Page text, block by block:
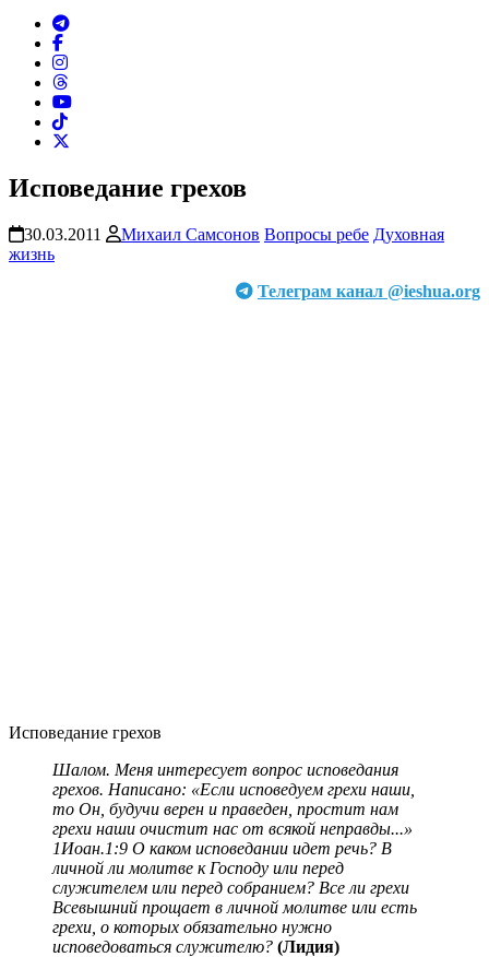
Исповедание грехов
30.03.2011 Михаил Самсонов Вопросы ребе Духовная
жизнь
Телеграм канал @ieshua.org
Исповедание грехов
Шалом. Меня интересует вопрос исповедания
грехов. Написано: «Если исповедуем грехи наши,
то Он, будучи верен и праведен, простит нам
грехи наши очистит нас от всякой неправды...»
1Иоан.1:9 О каком исповедании идет речь? В
личной ли молитве к Господу или перед
служителем или перед собранием? Все ли грехи
Всевышний прощает в личной молитве или есть
грехи, о которых обязательно нужно
исповедоваться служителю? (Лидия)